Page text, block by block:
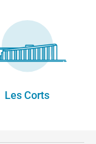
Les Corts